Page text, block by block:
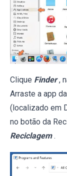
Clique Finder ,
Arraste a app
(localizado em
no botão da
Reciclagem .